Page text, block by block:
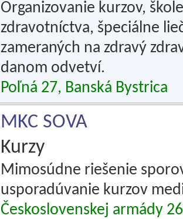
Organizovanie kurzov,
zdravotníctva, špeciálne
zameraných na zdravý
danom odvetví.
Poľná 27, Banská Bystrica
MKC SOVA
Kurzy
Mimosúdne riešenie
usporadúvanie kurzov
Československej armády